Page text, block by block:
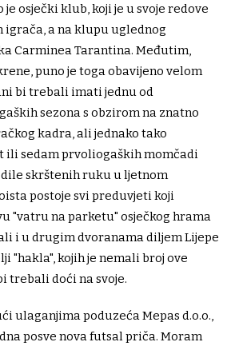
osječki klub, koji je u svoje redove
igrača, a na klupu uglednog
Carminea Tarantina. Međutim,
puno je toga obavijeno velom
bi trebali imati jednu od
sezona s obzirom na znatno
kadra, ali jednako tako
ili sedam prvoliogaških momčadi
skrštenih ruku u ljetnom
postoje svi preduvjeti koji
"vatru na parketu" osječkog hrama
i u drugim dvoranama diljem Lijepe
"hakla", kojih je nemali broj ove
trebali doći na svoje.
ulaganjima poduzeća Mepas d.o.o.,
posve nova futsal priča. Moram